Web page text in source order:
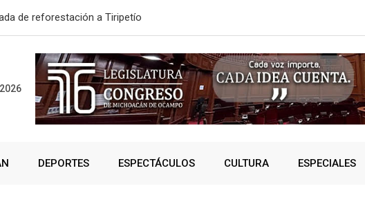
de reforestación a Tiripetío
DEPORTES ESPECTÁCULOS CULTURA ESPECIALES